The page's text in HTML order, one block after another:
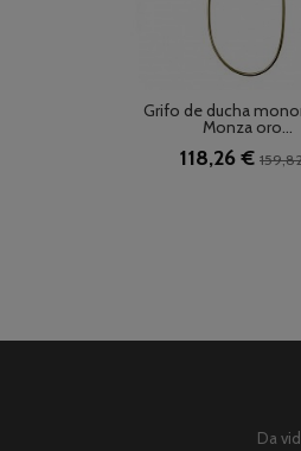
Grifo de ducha
Monza oro...
118,26 €
Da